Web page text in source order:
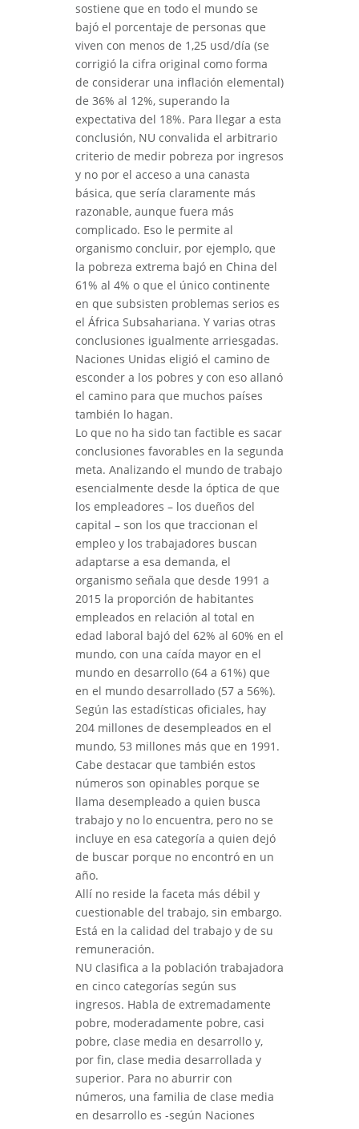
sostiene que en todo el mundo se
bajó el porcentaje de personas que
viven con menos de 1,25 usd/día (se
corrigió la cifra original como forma
de considerar una inflación elemental)
de 36% al 12%, superando la
expectativa del 18%. Para llegar a esta
conclusión, NU convalida el arbitrario
criterio de medir pobreza por ingresos
y no por el acceso a una canasta
básica, que sería claramente más
razonable, aunque fuera más
complicado. Eso le permite al
organismo concluir, por ejemplo, que
la pobreza extrema bajó en China del
61% al 4% o que el único continente
en que subsisten problemas serios es
el África Subsahariana. Y varias otras
conclusiones igualmente arriesgadas.
Naciones Unidas eligió el camino de
esconder a los pobres y con eso allanó
el camino para que muchos países
también lo hagan.
Lo que no ha sido tan factible es sacar
conclusiones favorables en la segunda
meta. Analizando el mundo de trabajo
esencialmente desde la óptica de que
los empleadores – los dueños del
capital – son los que traccionan el
empleo y los trabajadores buscan
adaptarse a esa demanda, el
organismo señala que desde 1991 a
2015 la proporción de habitantes
empleados en relación al total en
edad laboral bajó del 62% al 60% en el
mundo, con una caída mayor en el
mundo en desarrollo (64 a 61%) que
en el mundo desarrollado (57 a 56%).
Según las estadísticas oficiales, hay
204 millones de desempleados en el
mundo, 53 millones más que en 1991.
Cabe destacar que también estos
números son opinables porque se
llama desempleado a quien busca
trabajo y no lo encuentra, pero no se
incluye en esa categoría a quien dejó
de buscar porque no encontró en un
año.
Allí no reside la faceta más débil y
cuestionable del trabajo, sin embargo.
Está en la calidad del trabajo y de su
remuneración.
NU clasifica a la población trabajadora
en cinco categorías según sus
ingresos. Habla de extremadamente
pobre, moderadamente pobre, casi
pobre, clase media en desarrollo y,
por fin, clase media desarrollada y
superior. Para no aburrir con
números, una familia de clase media
en desarrollo es -según Naciones